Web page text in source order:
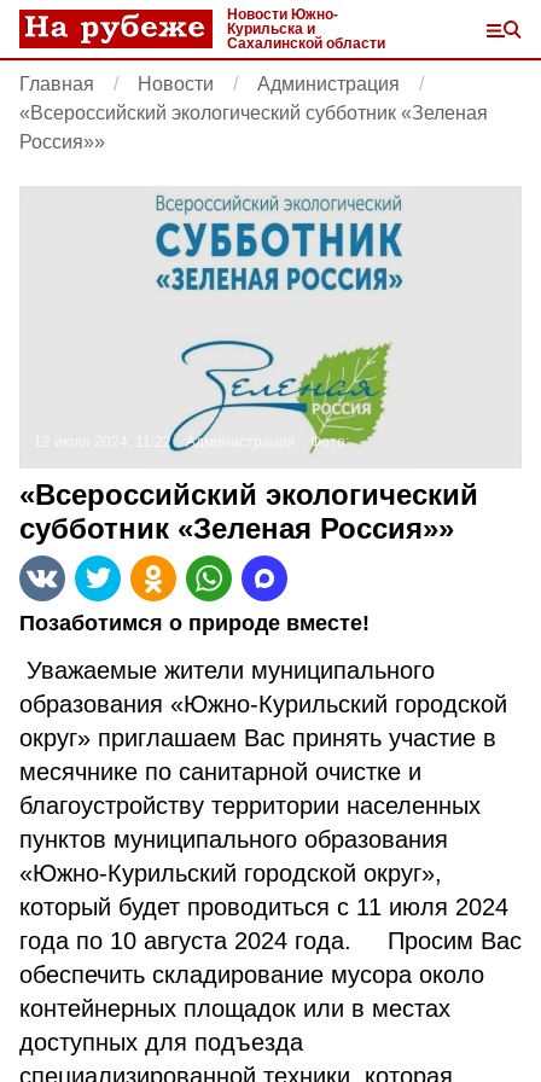
Новости Южно-
Курильска и
Сахалинской области
Главная Новости
Администрация
«Всероссийский экологический субботник «Зеленая
Россия»»
12 июля 2024, 11:22 Администрация Фото:
«Всероссийский экологический
субботник «Зеленая Россия»»
Позаботимся о природе вместе!
Уважаемые жители муниципального
образования «Южно-Курильский городской
округ» приглашаем Вас принять участие в
месячнике по санитарной очистке и
благоустройству территории населенных
пунктов муниципального образования
«Южно-Курильский городской округ»,
который будет проводиться с 11 июля 2024
года по 10 августа 2024 года. Просим Вас
обеспечить складирование мусора около
контейнерных площадок или в местах
доступных для подъезда
специализированной техники, которая